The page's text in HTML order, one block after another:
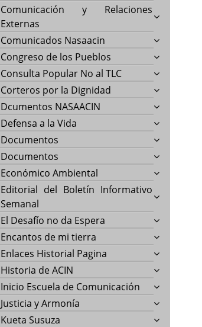
Comunicación y Relaciones
Externas
Comunicados Nasaacin
Congreso de los Pueblos
Consulta Popular No al TLC
Corteros por la Dignidad
Dcumentos NASAACIN
Defensa a la Vida
Documentos
Documentos
Económico Ambiental
Editorial del Boletín Informativo
Semanal
El Desafío no da Espera
Encantos de mi tierra
Enlaces Historial Pagina
Historia de ACIN
Inicio Escuela de Comunicación
Justicia y Armonía
Kueta Susuza